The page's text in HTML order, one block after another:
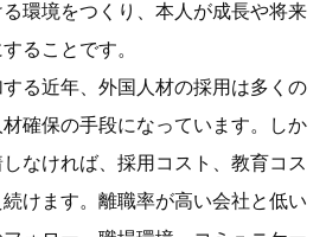
環境をつくり、本人が成長や将来
ることです。
る近年、外国人材の採用は多くの
確保の手段になっています。しか
なければ、採用コスト、教育コス
けます。離職率が高い会社と低い